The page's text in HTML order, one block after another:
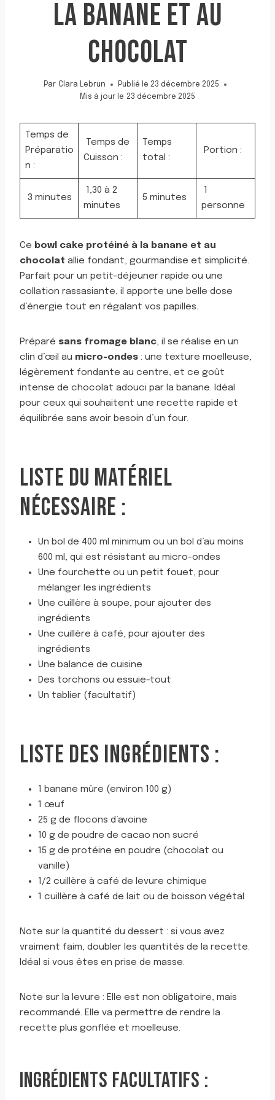
LA BANANE ET AU
CHOCOLAT
Par Clara Lebrun Publié le 23 décembre 2025
Mis à jour le 23 décembre 2025
Temps de
Préparatio
n :
Temps de
Cuisson :
Temps
total :
Portion :
3 minutes
1,30 à 2
minutes
5 minutes
1
personne
Ce bowl cake protéiné à la banane et au
chocolat allie fondant, gourmandise et simplicité.
Parfait pour un petit-déjeuner rapide ou une
collation rassasiante, il apporte une belle dose
d’énergie tout en régalant vos papilles.
Préparé sans fromage blanc, il se réalise en un
clin d’œil au micro-ondes : une texture moelleuse,
légèrement fondante au centre, et ce goût
intense de chocolat adouci par la banane. Idéal
pour ceux qui souhaitent une recette rapide et
équilibrée sans avoir besoin d’un four.
LISTE DU MATÉRIEL
NÉCESSAIRE :
Un bol de 400 ml minimum ou un bol d’au moins
600 ml, qui est résistant au micro-ondes
Une fourchette ou un petit fouet, pour
mélanger les ingrédients
Une cuillère à soupe, pour ajouter des
ingrédients
Une cuillère à café, pour ajouter des
ingrédients
Une balance de cuisine
Des torchons ou essuie-tout
Un tablier (facultatif)
LISTE DES INGRÉDIENTS :
1 banane mûre (environ 100 g)
1 œuf
25 g de flocons d’avoine
10 g de poudre de cacao non sucré
15 g de protéine en poudre (chocolat ou
vanille)
1/2 cuillère à café de levure chimique
1 cuillère à café de lait ou de boisson végétal
Note sur la quantité du dessert : si vous avez
vraiment faim, doubler les quantités de la recette.
Idéal si vous êtes en prise de masse.
Note sur la levure : Elle est non obligatoire, mais
recommandé. Elle va permettre de rendre la
recette plus gonflée et moelleuse.
INGRÉDIENTS FACULTATIFS :